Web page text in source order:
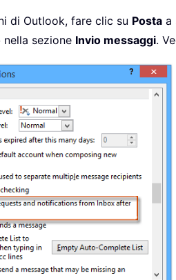
di Outlook, fare clic su Posta a
nella sezione Invio messaggi.